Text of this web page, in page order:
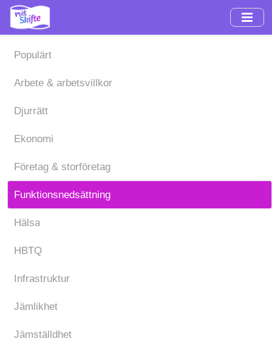
Hoppa
huvudinnehåll
Populärt
Arbete & arbetsvillkor
Djurrätt
Ekonomi
Företag & storföretag
Funktionsnedsättning
Hälsa
HBTQ
Infrastruktur
Jämlikhet
Jämställdhet